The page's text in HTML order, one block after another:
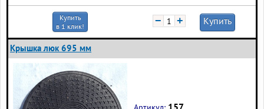
Купить
в 1 клик!
− + Купить
Крышка люк 695 мм
157